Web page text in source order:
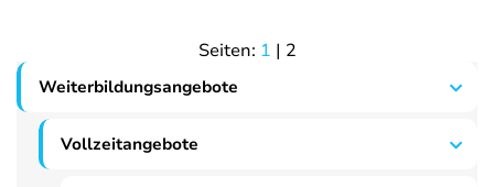
Seiten: 1 | 2
Weiterbildungsangebote
Vollzeitangebote